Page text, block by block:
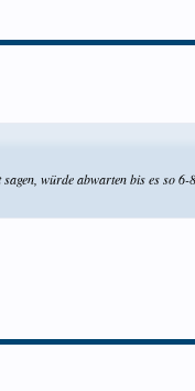
würde abwarten bis es so